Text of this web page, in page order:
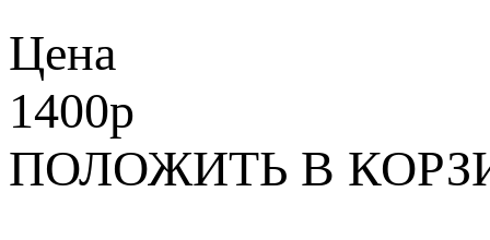
Цена
1400p
ПОЛОЖИТЬ В